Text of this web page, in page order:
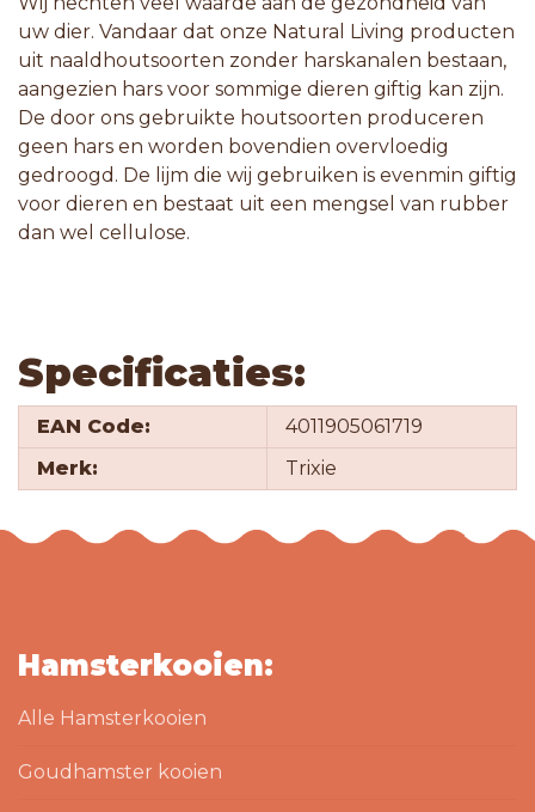
uw dier. Vandaar dat onze Natural Living producten
uit naaldhoutsoorten zonder harskanalen bestaan,
aangezien hars voor sommige dieren giftig kan zijn.
De door ons gebruikte houtsoorten produceren
geen hars en worden bovendien overvloedig
gedroogd. De lijm die wij gebruiken is evenmin giftig
voor dieren en bestaat uit een mengsel van rubber
dan wel cellulose.
Specificaties:
EAN Code:
4011905061719
Merk:
Trixie
Hamsterkooien:
Alle Hamsterkooien
Goudhamster kooien